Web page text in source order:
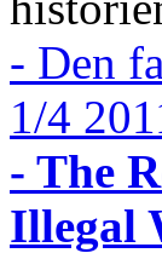
- Den
1/4
- The
Illegal